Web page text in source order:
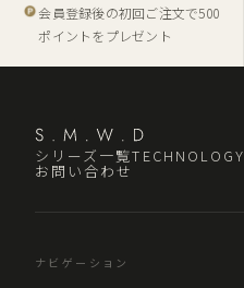
会員登録後の初回ご注文で500
ポイントをプレゼント
シリーズ一覧TECHNOLOGY
お問い合わせ
ナビゲーション